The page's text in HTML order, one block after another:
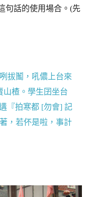
句話的使用場合。(先
拔鬮，吼儂上台來
山楂。學生囝坐台
『拍寒都 [勿會] 記
，若伓是啦，事計